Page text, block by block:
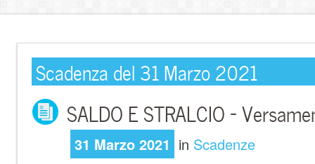
Scadenza del 31 Marzo 2021
SALDO E STRALCIO –
31 Marzo 2021 in Scadenze